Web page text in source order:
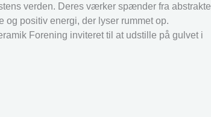
verden. Deres værker spænder fra abstrakte
positiv energi, der lyser rummet op.
Forening inviteret til at udstille på gulvet i